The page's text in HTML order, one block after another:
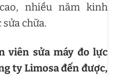
nhiều năm kinh
chữa.
viên sửa máy đo lực
ty Limosa đến được,